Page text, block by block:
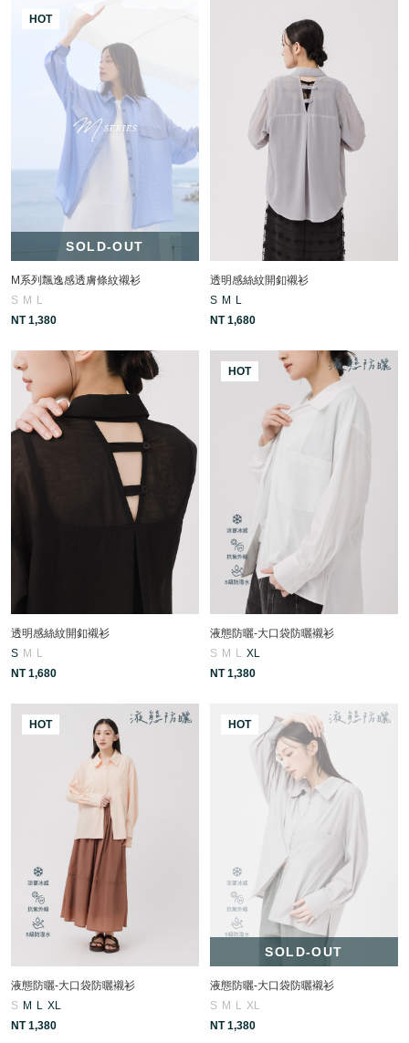
SOLD-OUT
HOT
M系列飄逸感透膚條紋襯衫
S M
L
NT 1,380
透明感絲紋開釦襯衫
S M
L
NT 1,680
透明感絲紋開釦襯衫
S M L
NT 1,680
HOT
液態防曬-大口袋防曬襯衫
S M L
XL
NT 1,380
HOT
液態防曬-大口袋防曬襯衫
S M L XL
NT 1,380
SOLD-OUT
HOT
液態防曬-大口袋防曬襯衫
S M L XL
NT 1,380